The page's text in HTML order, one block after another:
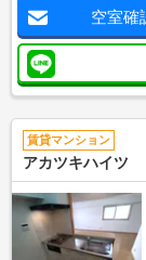
空室確
賃貸マンション
アカツキハイツ